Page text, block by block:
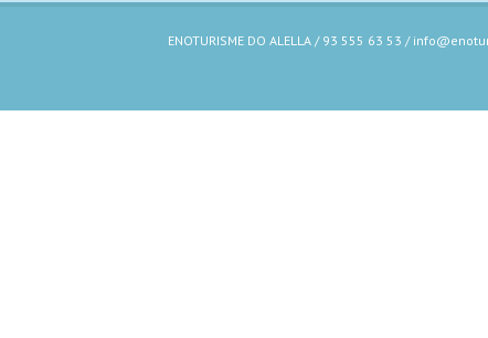
ENOTURISME DO ALELLA / 93 555 63 53 /